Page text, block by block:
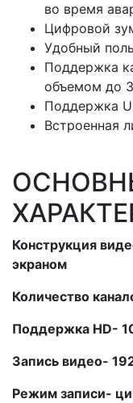
во время
Цифровой
Удобный
Поддержка
объемом до
Поддержка
Встроенная
Конструкция
экраном
Количество
Поддержка HD-
Запись видео-
Режим записи-